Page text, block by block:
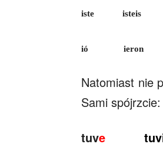
iste isteis
ió ieron
Natomiast nie
Sami spójrzcie:
tuve